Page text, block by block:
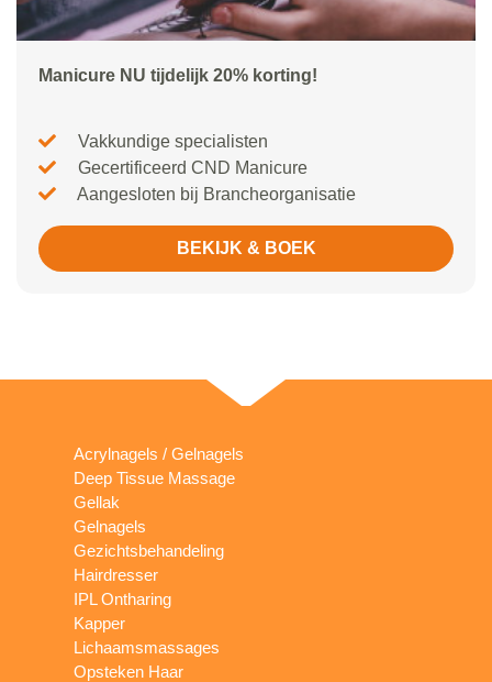
Manicure NU tijdelijk 20% korting!
Vakkundige specialisten
Gecertificeerd CND Manicure
Aangesloten bij Brancheorganisatie
BEKIJK & BOEK
Acrylnagels / Gelnagels
Deep Tissue Massage
Gellak
Gelnagels
Gezichtsbehandeling
Hairdresser
IPL Ontharing
Kapper
Lichaamsmassages
Opsteken Haar